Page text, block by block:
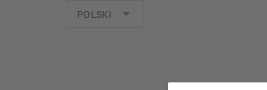
Języki
POLSKI